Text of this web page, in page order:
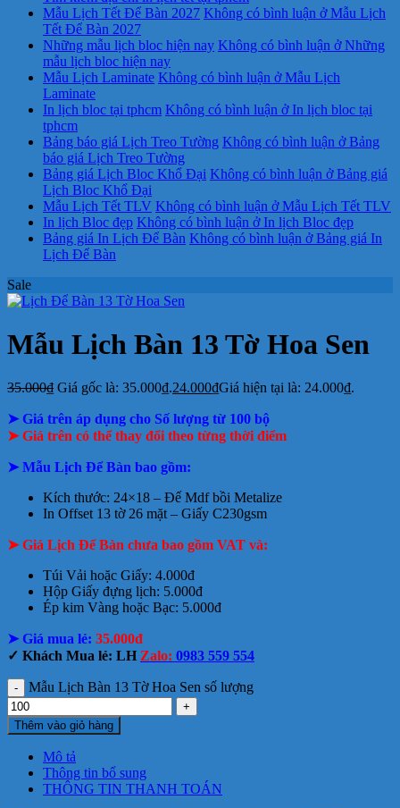
Mẫu Lịch Tết Để Bàn 2027 Không có bình luận ở Mẫu Lịch
Tết Để Bàn 2027
Những mẫu lịch bloc hiện nay Không có bình luận ở Những
mẫu lịch bloc hiện nay
Mẫu Lịch Laminate Không có bình luận ở Mẫu Lịch
Laminate
In lịch bloc tại tphcm Không có bình luận ở In lịch bloc tại
tphcm
Bảng báo giá Lịch Treo Tường Không có bình luận ở Bảng
báo giá Lịch Treo Tường
Bảng giá Lịch Bloc Khổ Đại Không có bình luận ở Bảng giá
Lịch Bloc Khổ Đại
Mẫu Lịch Tết TLV Không có bình luận ở Mẫu Lịch Tết TLV
In lịch Bloc đẹp Không có bình luận ở In lịch Bloc đẹp
Bảng giá In Lịch Để Bàn Không có bình luận ở Bảng giá In
Lịch Để Bàn
Sale
Mẫu Lịch Bàn 13 Tờ Hoa Sen
35.000₫ Giá gốc là: 35.000₫.24.000₫Giá hiện tại là: 24.000₫.
➤ Giá trên áp dụng cho Số lượng từ 100 bộ
➤Giá trên có thể thay đổi theo từng thời điểm
➤ Mẫu Lịch Để Bàn bao gồm:
Kích thước: 24×18 – Đế Mdf bồi Metalize
In Offset 13 tờ 26 mặt – Giấy C230gsm
➤ Giá Lịch Để Bàn chưa bao gồm VAT và:
Túi Vải hoặc Giấy: 4.000đ
Hộp Giấy đựng lịch: 5.000đ
Ép kim Vàng hoặc Bạc: 5.000đ
➤ Giá mua lẻ: 35.000đ
✓ Khách Mua lẻ: LH Zalo: 0983 559 554
Mẫu Lịch Bàn 13 Tờ Hoa Sen số lượng
Thêm vào giỏ hàng
Mô tả
Thông tin bổ sung
THÔNG TIN THANH TOÁN